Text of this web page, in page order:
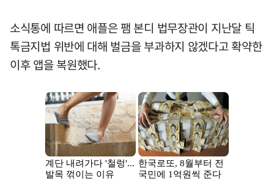
소식통에 따르면 애플은 팸 본디 법무장관이 지난달 틱
톡금지법 위반에 대해 벌금을 부과하지 않겠다고 확약한
이후 앱을 복원했다.